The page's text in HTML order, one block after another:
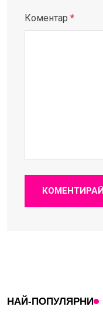
Коментар *
КОМЕНТИРАЙ
НАЙ-ПОПУЛЯРНИ